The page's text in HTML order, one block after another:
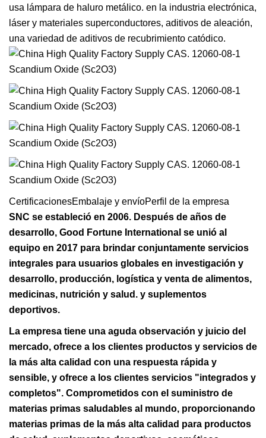
usa lámpara de haluro metálico. en la industria electrónica,
láser y materiales superconductores, aditivos de aleación,
una variedad de aditivos de recubrimiento catódico.
CertificacionesEmbalaje y envíoPerfil de la empresa
SNC se estableció en 2006. Después de años de
desarrollo, Good Fortune International se unió al
equipo en 2017 para brindar conjuntamente servicios
integrales para usuarios globales en investigación y
desarrollo, producción, logística y venta de alimentos,
medicinas, nutrición y salud. y suplementos
deportivos.
La empresa tiene una aguda observación y juicio del
mercado, ofrece a los clientes productos y servicios de
la más alta calidad con una respuesta rápida y
sensible, y ofrece a los clientes servicios "integrados y
completos". Comprometidos con el suministro de
materias primas saludables al mundo, proporcionando
materias primas de la más alta calidad para productos